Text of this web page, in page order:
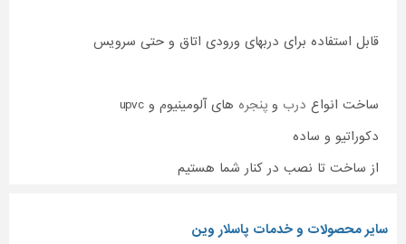
قابل استفاده برای دربهای ورودی اتاق و حتی سرویس
ساخت انواع درب و پنجره های آلومینیوم و upvc
دکوراتیو و ساده
از ساخت تا نصب در کنار شما هستیم
سایر محصولات و خدمات پاسلار وین